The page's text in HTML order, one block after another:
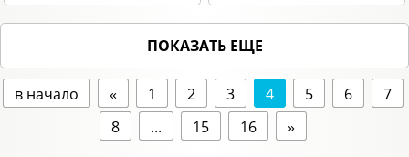
ПОКАЗАТЬ ЕЩЕ
в начало « 1 2 3 4 5 6
7
8
... 15 16 »